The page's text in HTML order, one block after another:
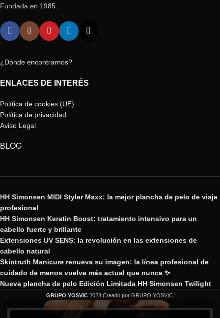
Fundada en 1985.
¿Dónde encontrarnos?
ENLACES DE INTERÉS
Política de cookies (UE)
Política de privacidad
Aviso Legal
BLOG
HH Simonsen MIDI Styler Maxx: la mejor plancha de pelo de viaje
profesional
HH Simonsen Keratin Boost: tratamiento intensivo para un
cabello fuerte y brillante
Extensiones UV SENS: la revolución en las extensiones de
cabello natural
Skintruth Manicure renueva su imagen: la línea profesional de
cuidado de manos vuelve más actual que nunca ✨
Nueva plancha de pelo Edición Limitada HH Simonsen Twilight
GRUPO YOSVIC 2023 Creado por GRUPO YOSVIC.